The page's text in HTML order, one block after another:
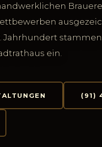
Jahrhundert
ein.
(91)